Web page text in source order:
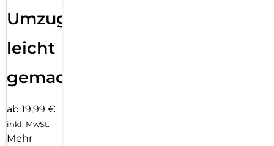
Umzug
leicht
gemacht!
ab 19,99 €
inkl. MwSt.
Mehr